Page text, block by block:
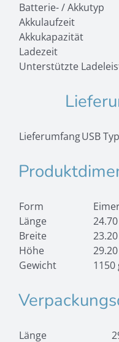
Batterie- / Akkutyp
Akkulaufzeit
Akkukapazität
Ladezeit
Unterstützte
LieferumfangUSB
Form
Länge
Breite
Höhe
Gewicht
1150
Länge